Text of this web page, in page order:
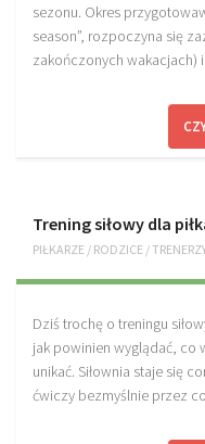
sezonu. Okres
season”, rozpoczyna się
zakończonych wakacjach)
Trening siłowy dla
PIŁKARZE / RODZICE /
Dziś trochę o treningu
jak powinien wyglądać, co
unikać. Siłownia staje się
ćwiczy bezmyślnie przez